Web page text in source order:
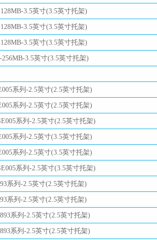
3.5英寸(3.5英寸托架)
3.5英寸(3.5英寸托架)
3.5英寸(3.5英寸托架)
256MB-3.5英寸(3.5英寸托架)
系列-2.5英寸(2.5英寸托架)
系列-2.5英寸(2.5英寸托架)
系列-2.5英寸(2.5英寸托架)
系列-2.5英寸(3.5英寸托架)
系列-2.5英寸(3.5英寸托架)
系列-2.5英寸(3.5英寸托架)
系列-2.5英寸(2.5英寸托架)
系列-2.5英寸(2.5英寸托架)
系列-2.5英寸(2.5英寸托架)
系列-2.5英寸(2.5英寸托架)